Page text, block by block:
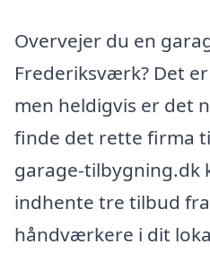
Overvejer du en
Frederiksværk? Det
men heldigvis er det
finde det rette firma
garage-tilbygning.dk
indhente tre tilbud
håndværkere i dit